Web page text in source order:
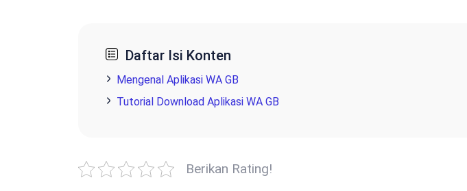
Daftar Isi Konten
Mengenal Aplikasi WA GB
Tutorial Download Aplikasi WA GB
Berikan Rating!